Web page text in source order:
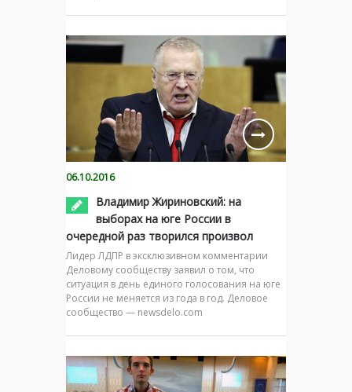
06.10.2016
Владимир Жириновский: на
выборах на юге России в
очередной раз творился произвол
Лидер ЛДПР в эксклюзивном комментарии
Деловому сообществу заявил о том, что
ситуация в день единого голосования на юге
России не меняется из года в год. Деловое
сообщество — newsdelo.com